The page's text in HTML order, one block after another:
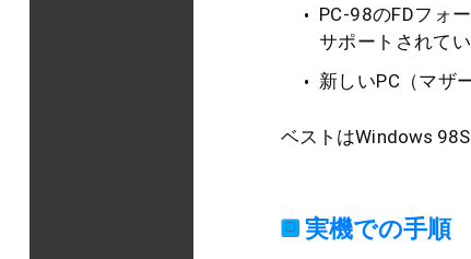
PC-98のFDフォ
サポートされて
新しいPC（マザ
ベストはWindows
実機での手順